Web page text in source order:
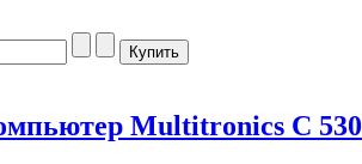
Multitronics C 530